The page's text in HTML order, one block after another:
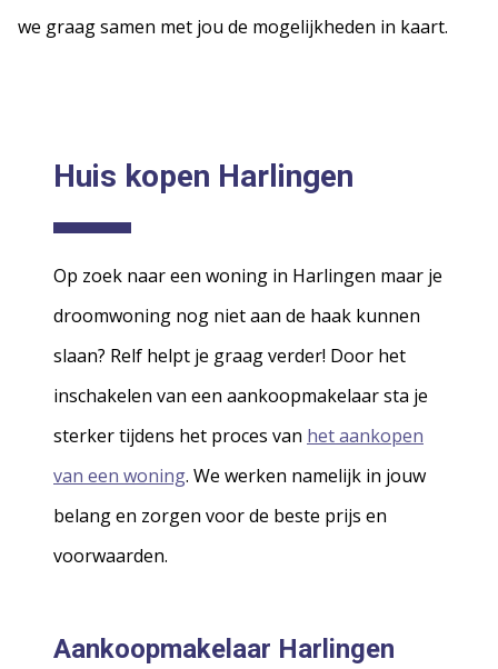
we graag samen met jou de mogelijkheden in kaart.
Huis kopen Harlingen
Op zoek naar een woning in Harlingen maar je
droomwoning nog niet aan de haak kunnen
slaan? Relf helpt je graag verder! Door het
inschakelen van een aankoopmakelaar sta je
sterker tijdens het proces van het aankopen
van een woning. We werken namelijk in jouw
belang en zorgen voor de beste prijs en
voorwaarden.
Aankoopmakelaar Harlingen